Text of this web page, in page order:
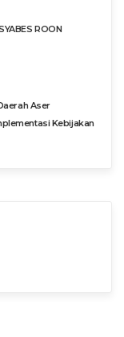
ROON
Aser
Kebijakan